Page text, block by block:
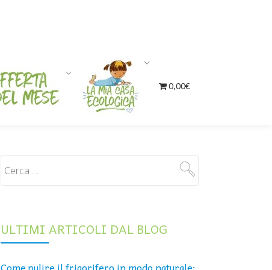
0,00€
ULTIMI ARTICOLI DAL BLOG